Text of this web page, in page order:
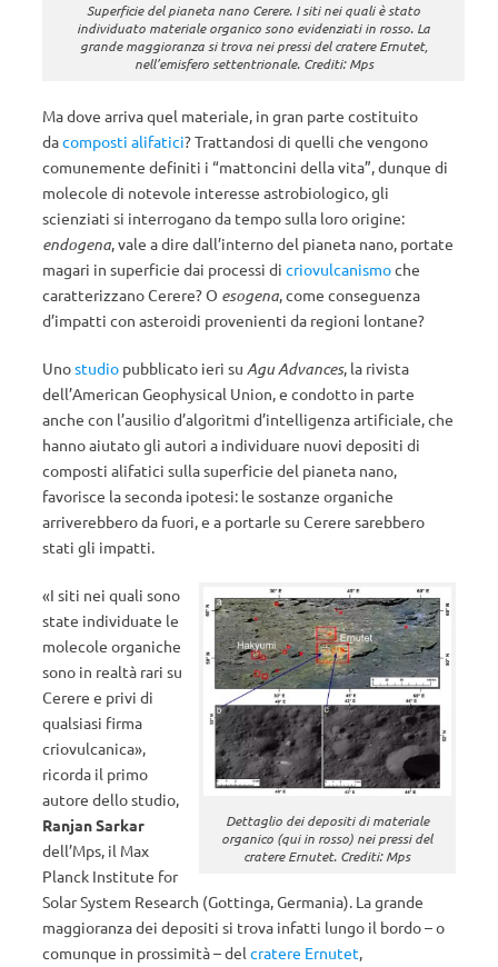
Superficie del pianeta nano Cerere. I siti nei quali è stato
individuato materiale organico sono evidenziati in rosso. La
grande maggioranza si trova nei pressi del cratere Ernutet,
nell’emisfero settentrionale. Crediti: Mps
Ma dove arriva quel materiale, in gran parte costituito
dacomposti alifatici? Trattandosi di quelli che vengono
comunemente definiti i “mattoncini della vita”, dunque di
molecole di notevole interesse astrobiologico, gli
scienziati si interrogano da tempo sulla loro origine:
endogena, vale a dire dall’interno del pianeta nano, portate
magari in superficie dai processi di criovulcanismoche
caratterizzano Cerere? O esogena, come conseguenza
d’impatti con asteroidi provenienti da regioni lontane?
Unostudio pubblicato ieri su Agu Advances, la rivista
dell’American Geophysical Union, e condotto in parte
anche con l’ausilio d’algoritmi d’intelligenza artificiale, che
hanno aiutato gli autori a individuare nuovi depositi di
composti alifatici sulla superficie del pianeta nano,
favorisce la seconda ipotesi: le sostanze organiche
arriverebbero da fuori, e a portarle su Cerere sarebbero
stati gli impatti.
Dettaglio dei depositi di materiale
organico (qui in rosso) nei pressi del
cratere Ernutet. Crediti: Mps
«I siti nei quali sono
state individuate le
molecole organiche
sono in realtà rari su
Cerere e privi di
qualsiasi firma
criovulcanica»,
ricorda il primo
autore dello studio,
Ranjan Sarkar
dell’Mps, il Max
Planck Institute for
Solar System Research (Gottinga, Germania). La grande
maggioranza dei depositi si trova infatti lungo il bordo – o
comunque in prossimità – del cratere Ernutet,